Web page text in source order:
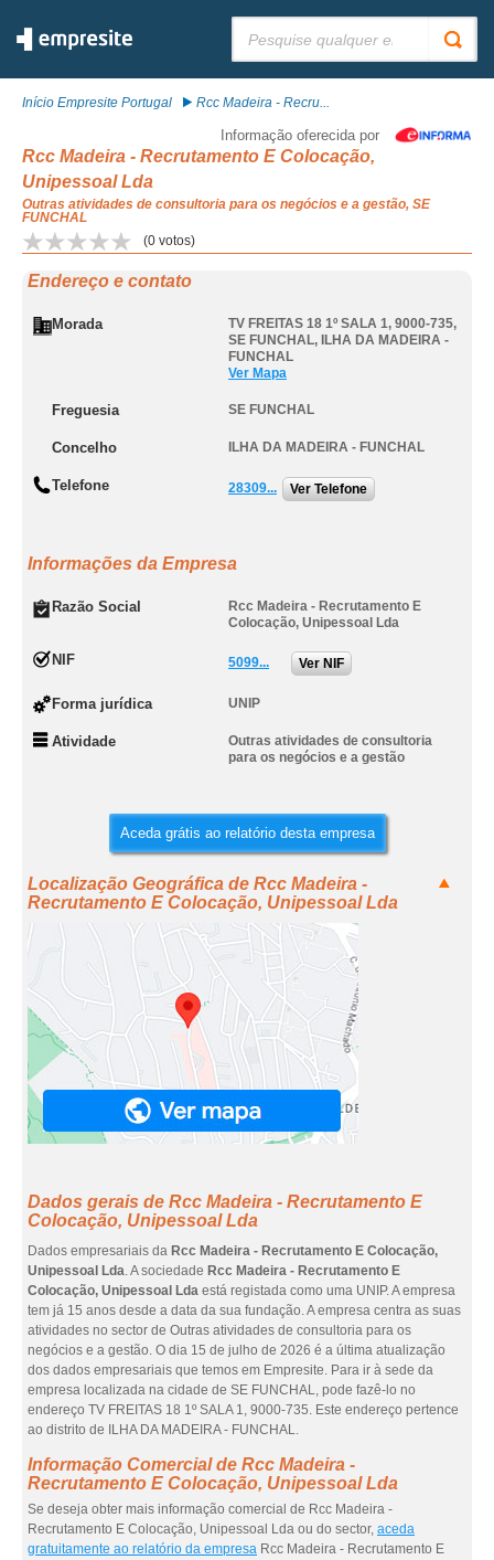
Início Empresite Portugal Rcc Madeira - Recru...
Informação oferecida por
Rcc Madeira - Recrutamento E Colocação,
Unipessoal Lda
Outras atividades de consultoria para os negócios e a gestão, SE
FUNCHAL
(0 votos)
Endereço e contato
Morada TV FREITAS 18 1º SALA 1, 9000-735,
SE FUNCHAL, ILHA DA MADEIRA -
FUNCHAL
Ver Mapa
Freguesia SE FUNCHAL
Concelho ILHA DA MADEIRA - FUNCHAL
Telefone 28309... Ver Telefone
Informações da Empresa
Razão Social
Rcc Madeira - Recrutamento E
Colocação, Unipessoal Lda
NIF 5099... Ver NIF
Forma jurídica UNIP
Atividade
Outras atividades de consultoria
para os negócios e a gestão
Aceda grátis ao relatório desta empresa
Localização Geográfica de Rcc Madeira -
Recrutamento E Colocação, Unipessoal Lda
Dados gerais de Rcc Madeira - Recrutamento E
Colocação, Unipessoal Lda
Dados empresariais da Rcc Madeira - Recrutamento E Colocação,
Unipessoal Lda. A sociedade Rcc Madeira - Recrutamento E
Colocação, Unipessoal Lda está registada como uma UNIP. A empresa
tem já 15 anos desde a data da sua fundação. A empresa centra as suas
atividades no sector de Outras atividades de consultoria para os
negócios e a gestão. O dia 15 de julho de 2026 é a última atualização
dos dados empresariais que temos em Empresite. Para ir à sede da
empresa localizada na cidade de SE FUNCHAL, pode fazê-lo no
endereço TV FREITAS 18 1º SALA 1, 9000-735. Este endereço pertence
ao distrito de ILHA DA MADEIRA - FUNCHAL.
Informação Comercial de Rcc Madeira -
Recrutamento E Colocação, Unipessoal Lda
Se deseja obter mais informação comercial de Rcc Madeira -
Recrutamento E Colocação, Unipessoal Lda ou do sector, aceda
gratuitamente ao relatório da empresa Rcc Madeira - Recrutamento E